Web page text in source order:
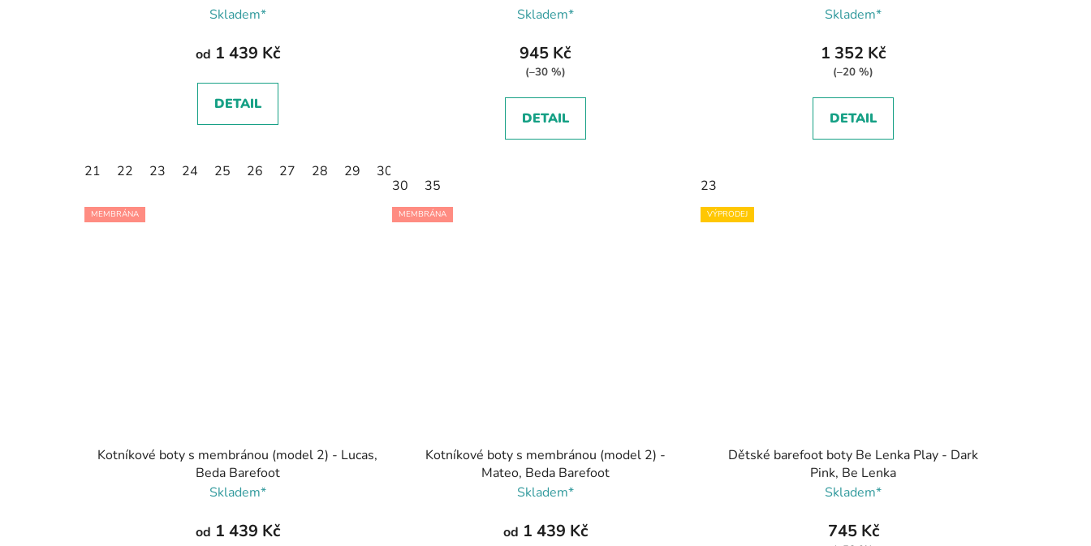
Skladem*
od 1 439 Kč
DETAIL
21 22 23 24 25 26 27 28 29 30
Skladem*
945 Kč
(–30 %)
DETAIL
30 35
Skladem*
1 352 Kč
(–20 %)
DETAIL
23
MEMBRÁNA
Kotníkové boty s membránou (model 2) - Lucas,
Beda Barefoot
Skladem*
od 1 439 Kč
MEMBRÁNA
Kotníkové boty s membránou (model 2) -
Mateo, Beda Barefoot
Skladem*
od 1 439 Kč
VÝPRODEJ
Dětské barefoot boty Be Lenka Play - Dark
Pink, Be Lenka
Skladem*
745 Kč